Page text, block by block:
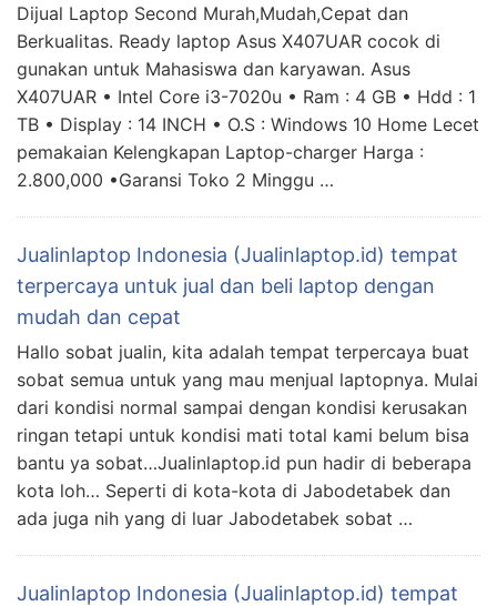
Dijual Laptop Second Murah,Mudah,Cepat dan
Berkualitas. Ready laptop Asus X407UAR cocok di
gunakan untuk Mahasiswa dan karyawan. Asus
X407UAR • Intel Core i3-7020u • Ram : 4 GB • Hdd : 1
TB • Display : 14 INCH • O.S : Windows 10 Home Lecet
pemakaian Kelengkapan Laptop-charger Harga :
2.800,000 •Garansi Toko 2 Minggu …
Jualinlaptop Indonesia (Jualinlaptop.id) tempat
terpercaya untuk jual dan beli laptop dengan
mudah dan cepat
Hallo sobat jualin, kita adalah tempat terpercaya buat
sobat semua untuk yang mau menjual laptopnya. Mulai
dari kondisi normal sampai dengan kondisi kerusakan
ringan tetapi untuk kondisi mati total kami belum bisa
bantu ya sobat…Jualinlaptop.id pun hadir di beberapa
kota loh… Seperti di kota-kota di Jabodetabek dan
ada juga nih yang di luar Jabodetabek sobat …
Jualinlaptop Indonesia (Jualinlaptop.id) tempat